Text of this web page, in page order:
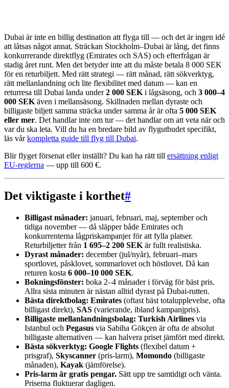
Dubai är inte en billig destination att flyga till — och det är ingen idé
att låtsas något annat. Sträckan Stockholm–Dubai är lång, det finns
konkurrerande direktflyg (Emirates och SAS) och efterfrågan är
stadig året runt. Men det betyder inte att du måste betala 8 000 SEK
för en returbiljett. Med rätt strategi — rätt månad, rätt sökverktyg,
rätt mellanlandning och lite flexibilitet med datum — kan en
returresa till Dubai landa under2 000 SEK i lågsäsong, och 3 000–4
000 SEK även i mellansäsong. Skillnaden mellan dyraste och
billigaste biljett samma sträcka under samma år är ofta 5 000 SEK
eller mer. Det handlar inte om tur — det handlar om att veta när och
var du ska leta. Vill du ha en bredare bild av flygutbudet specifikt,
läs vårkompletta guide till flyg till Dubai.
Blir flyget försenat eller inställt? Du kan ha rätt till ersättning enligt
EU-reglerna — upp till 600 €.
Det viktigaste i korthet#
Billigast månader: januari, februari, maj, september och
tidiga november — då släpper både Emirates och
konkurrenterna lågpriskampanjer för att fylla platser.
Returbiljetter från 1 695–2 200 SEK är fullt realistiska.
Dyrast månader: december (jul/nyår), februari–mars
sportlovet, påsklovet, sommarlovet och höstlovet. Då kan
returen kosta 6 000–10 000 SEK.
Bokningsfönster: boka 2–4 månader i förväg för bäst pris.
Allra sista minuten är nästan alltid dyrast på Dubai-rutten.
Bästa direktbolag: Emirates (oftast bäst totalupplevelse, ofta
billigast direkt), SAS (varierande, ibland kampanjpris).
Billigaste mellanlandningsbolag: Turkish Airlines via
Istanbul och Pegasus via Sabiha Gökçen är ofta de absolut
billigaste alternativen — kan halvera priset jämfört med direkt.
Bästa sökverktyg: Google Flights (flexibel datum +
prisgraf), Skyscanner (pris-larm), Momondo (billigaste
månaden), Kayak (jämförelse).
Pris-larm är gratis pengar. Sätt upp tre samtidigt och vänta.
Priserna fluktuerar dagligen.